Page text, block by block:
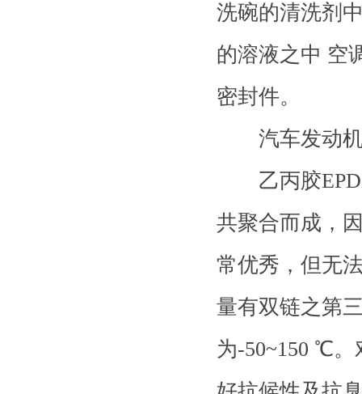
洗碗的清洗剂
的溶液之中 空
密封件。
汽车发动机
乙丙胶EPDM
共聚合而成，
常优秀，但无
量有双链之第
为-50~150 ℃